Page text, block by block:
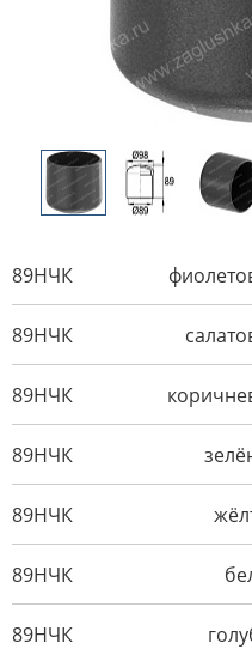
89НЧК
89НЧК
89НЧК
89НЧК
89НЧК
89НЧК
89НЧК